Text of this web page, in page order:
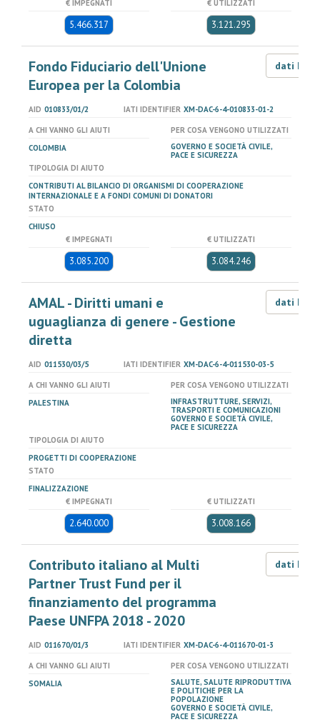
€ IMPEGNATI
5.466.317
€ UTILIZZATI
3.121.295
Fondo Fiduciario dell'Unione
Europea per la Colombia
dati LOD
AID 010833/01/2 IATI IDENTIFIER XM-DAC-6-4-010833-01-2
A CHI VANNO GLI AIUTI
COLOMBIA
PER COSA VENGONO UTILIZZATI
GOVERNO E SOCIETÀ CIVILE,
PACE E SICUREZZA
TIPOLOGIA DI AIUTO
CONTRIBUTI AL BILANCIO DI ORGANISMI DI COOPERAZIONE
INTERNAZIONALE E A FONDI COMUNI DI DONATORI
STATO
CHIUSO
€ IMPEGNATI
3.085.200
€ UTILIZZATI
3.084.246
AMAL - Diritti umani e
uguaglianza di genere - Gestione
diretta
dati LOD
AID 011530/03/5 IATI IDENTIFIER XM-DAC-6-4-011530-03-5
A CHI VANNO GLI AIUTI
PALESTINA
PER COSA VENGONO UTILIZZATI
INFRASTRUTTURE, SERVIZI,
TRASPORTI E COMUNICAZIONI
GOVERNO E SOCIETÀ CIVILE,
PACE E SICUREZZA
TIPOLOGIA DI AIUTO
PROGETTI DI COOPERAZIONE
STATO
FINALIZZAZIONE
€ IMPEGNATI
2.640.000
€ UTILIZZATI
3.008.166
Contributo italiano al Multi
Partner Trust Fund per il
finanziamento del programma
Paese UNFPA 2018 - 2020
dati LOD
AID 011670/01/3 IATI IDENTIFIER XM-DAC-6-4-011670-01-3
A CHI VANNO GLI AIUTI
SOMALIA
PER COSA VENGONO UTILIZZATI
SALUTE, SALUTE RIPRODUTTIVA
E POLITICHE PER LA
POPOLAZIONE
GOVERNO E SOCIETÀ CIVILE,
PACE E SICUREZZA